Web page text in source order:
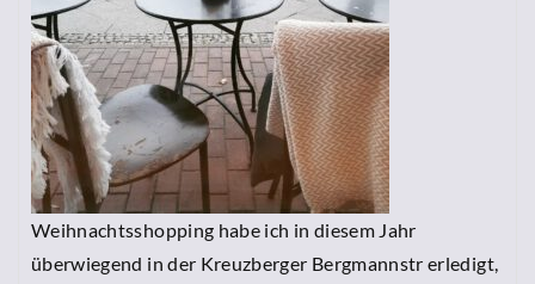
Weihnachtsshopping habe ich in diesem Jahr
überwiegend in der Kreuzberger Bergmannstr erledigt,